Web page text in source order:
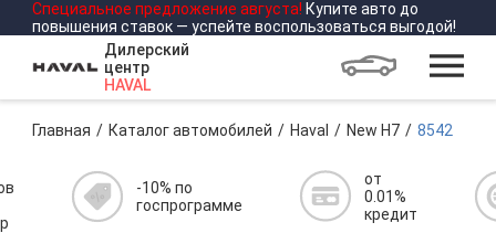
Специальное предложение августа! Купите авто до
повышения ставок — успейте воспользоваться выгодой!
Дилерский
центр
HAVAL
Главная Каталог автомобилей Haval New H7 8542
-10% по
госпрограмме
от
0.01%
кредит